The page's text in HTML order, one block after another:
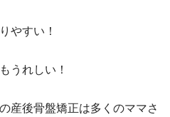
やすい！
うれしい！
産後骨盤矯正は多くのママさ